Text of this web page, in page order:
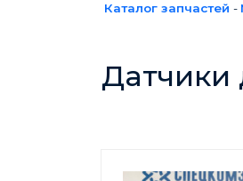
Каталог запчастей -
Датчики